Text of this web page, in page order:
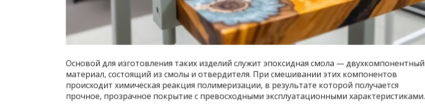
Основой для изготовления таких изделий служит эпоксидная смола — двухкомпонентный
материал, состоящий из смолы и отвердителя. При смешивании этих компонентов
происходит химическая реакция полимеризации, в результате которой получается
прочное, прозрачное покрытие с превосходными эксплуатационными характеристиками.